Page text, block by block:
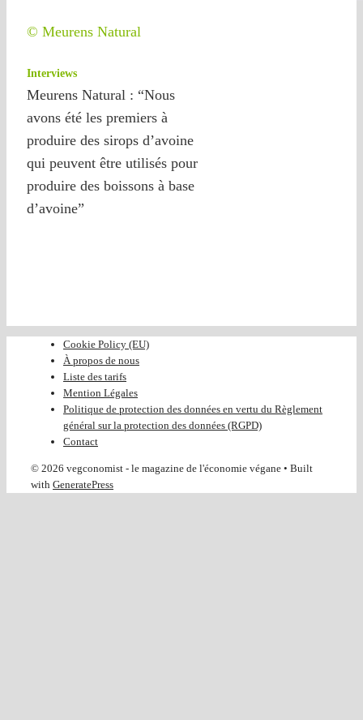
© Meurens Natural
Interviews
Meurens Natural : “Nous
avons été les premiers à
produire des sirops d’avoine
qui peuvent être utilisés pour
produire des boissons à base
d’avoine”
Cookie Policy (EU)
À propos de nous
Liste des tarifs
Mention Légales
Politique de protection des données en vertu du Règlement
général sur la protection des données (RGPD)
Contact
© 2026 vegconomist - le magazine de l'économie végane • Built
with GeneratePress